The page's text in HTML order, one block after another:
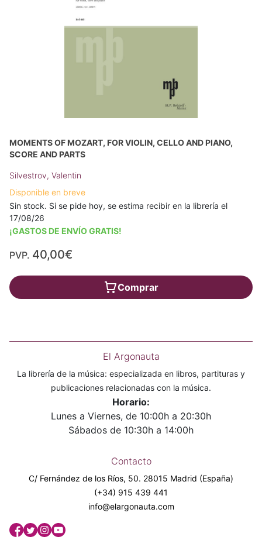
MOMENTS OF MOZART, FOR VIOLIN, CELLO AND PIANO,
SCORE AND PARTS
Silvestrov, Valentin
Disponible en breve
Sin stock. Si se pide hoy, se estima recibir en la librería el
17/08/26
¡GASTOS DE ENVÍO GRATIS!
PVP. 40,00€
Comprar
El Argonauta
La librería de la música: especializada en libros, partituras y
publicaciones relacionadas con la música.
Horario:
Lunes a Viernes, de 10:00h a 20:30h
Sábados de 10:30h a 14:00h
Contacto
C/ Fernández de los Ríos, 50. 28015 Madrid (España)
(+34) 915 439 441
info@elargonauta.com